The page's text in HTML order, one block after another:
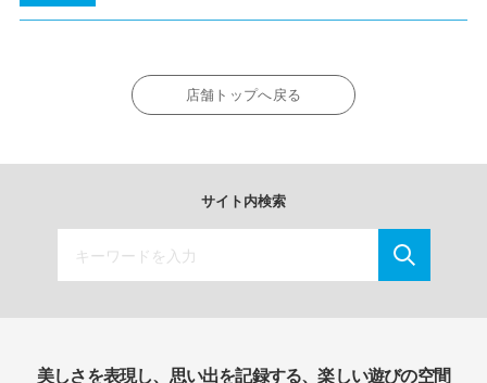
店舗トップへ戻る
サイト内検索
美しさを表現し、思い出を記録する、楽しい遊びの空間